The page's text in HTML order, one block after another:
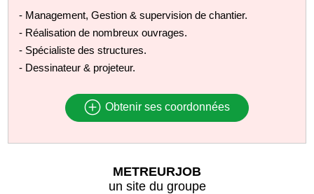
- Management, Gestion & supervision de chantier.
- Réalisation de nombreux ouvrages.
- Spécialiste des structures.
- Dessinateur & projeteur.
Obtenir ses coordonnées
METREURJOB
un site du groupe